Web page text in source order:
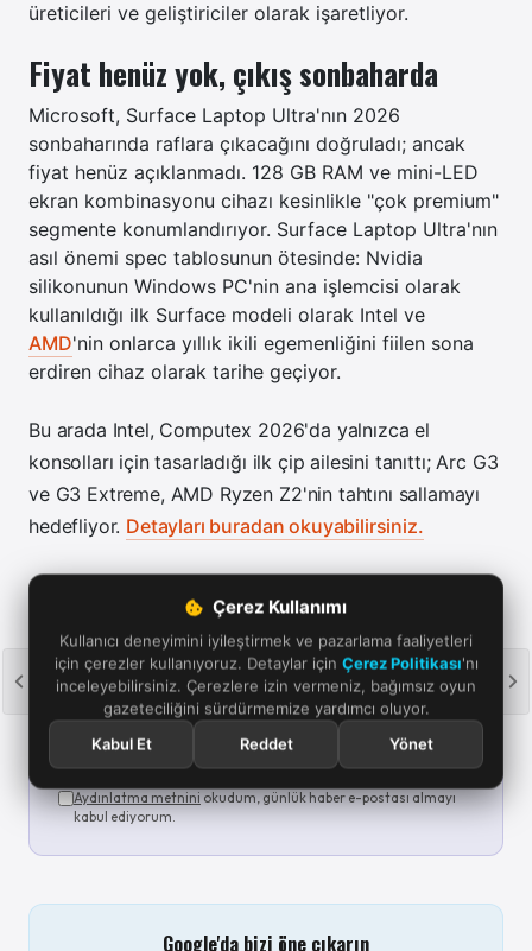
Çerez Kullanımı
Kullanıcı deneyimini iyileştirmek ve pazarlama faaliyetleri
için çerezler kullanıyoruz. Detaylar için Çerez Politikası'nı
inceleyebilirsiniz. Çerezlere izin vermeniz, bağımsız oyun
gazeteciliğini sürdürmemize yardımcı oluyor.
Kabul Et
Reddet Yönet
üreticileri ve geliştiriciler olarak işaretliyor.
Fiyat henüz yok, çıkış sonbaharda
Microsoft, Surface Laptop Ultra'nın 2026
sonbaharında raflara çıkacağını doğruladı; ancak
fiyat henüz açıklanmadı. 128 GB RAM ve mini-LED
ekran kombinasyonu cihazı kesinlikle "çok premium"
segmente konumlandırıyor. Surface Laptop Ultra'nın
asıl önemi spec tablosunun ötesinde: Nvidia
silikonunun Windows PC'nin ana işlemcisi olarak
kullanıldığı ilk Surface modeli olarak Intel ve
AMD'nin onlarca yıllık ikili egemenliğini fiilen sona
erdiren cihaz olarak tarihe geçiyor.
Bu arada Intel, Computex 2026'da yalnızca el
konsolları için tasarladığı ilk çip ailesini tanıttı; Arc G3
ve G3 Extreme, AMD Ryzen Z2'nin tahtını sallamayı
hedefliyor. Detayları buradan okuyabilirsiniz.
Günün oyun haberleri e-postana gelsin
Her sabah 09.00'da son 24 saatin öne çıkan oyun
haberlerini tek mailde derliyoruz. Kaçırma; istediğin an
tek tıkla ayrılırsın.
Abone ol
Aydınlatma metniniokudum, günlük haber e-postası almayı
kabul ediyorum.
Google'da bizi öne çıkarın